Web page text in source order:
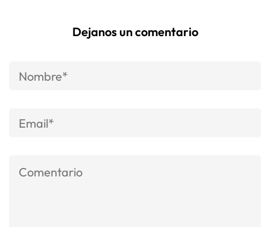
Dejanos un comentario